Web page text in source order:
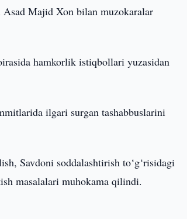
Majid Xon bilan muzokaralar
hamkorlik istiqbollari yuzasidan
ilgari surgan tashabbuslarini
Savdoni soddalashtirish to‘g‘risidagi
masalalari muhokama qilindi.